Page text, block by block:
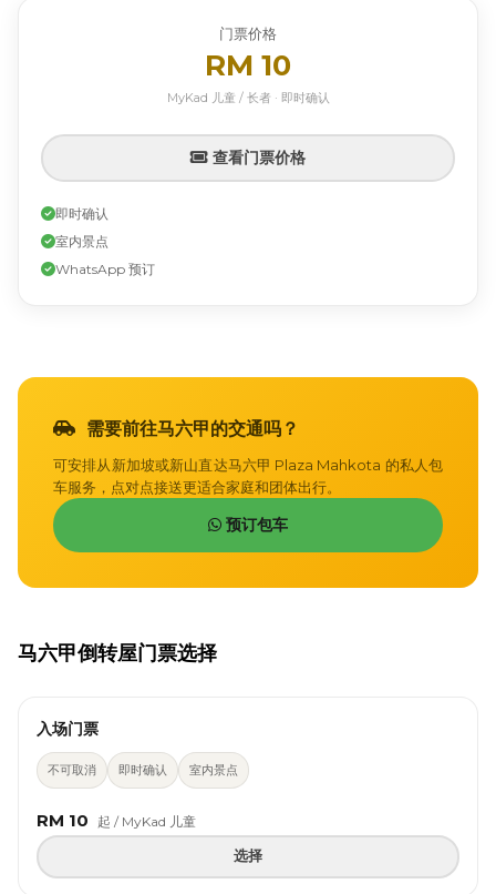
门票价格
RM 10
MyKad 儿童 / 长者 · 即时确认
查看门票价格
即时确认
室内景点
WhatsApp 预订
需要前往马六甲的交通吗？
可安排从新加坡或新山直达马六甲 Plaza Mahkota 的私人包
车服务，点对点接送更适合家庭和团体出行。
预订包车
马六甲倒转屋门票选择
入场门票
不可取消 即时确认 室内景点
RM 10 起 / MyKad 儿童
选择